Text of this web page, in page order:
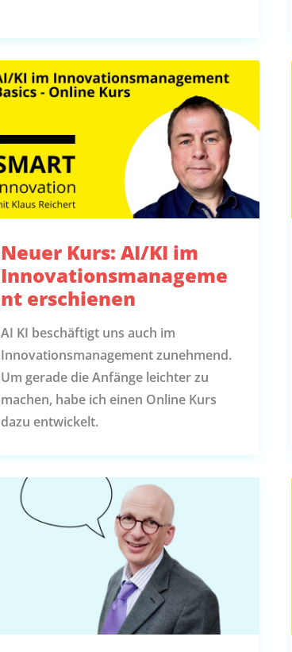
Neuer Kurs: AI/KI im
Innovationsmanageme
nt erschienen
AI KI beschäftigt uns auch im
Innovationsmanagement zunehmend.
Um gerade die Anfänge leichter zu
machen, habe ich einen Online Kurs
dazu entwickelt.